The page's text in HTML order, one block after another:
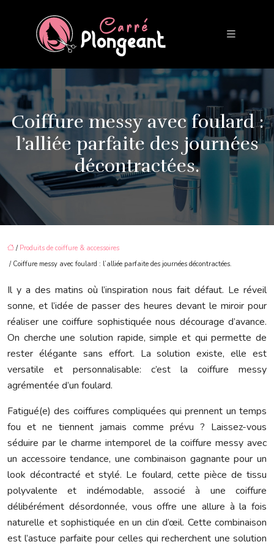
Coiffure messy avec foulard :
l’alliée parfaite des journées
décontractées.
/ Produits de coiffure & accessoires
/ Coiffure messy avec foulard : l’alliée parfaite des journées décontractées.
Il y a des matins où l’inspiration nous fait défaut. Le réveil
sonne, et l’idée de passer des heures devant le miroir pour
réaliser une coiffure sophistiquée nous décourage d’avance.
On cherche une solution rapide, simple et qui permette de
rester élégante sans effort. La solution existe, elle est
versatile et personnalisable: c’est la coiffure messy
agrémentée d’un foulard.
Fatigué(e) des coiffures compliquées qui prennent un temps
fou et ne tiennent jamais comme prévu ? Laissez-vous
séduire par le charme intemporel de la coiffure messy avec
un accessoire tendance, une combinaison gagnante pour un
look décontracté et stylé. Le foulard, cette pièce de tissu
polyvalente et indémodable, associé à une coiffure
délibérément désordonnée, vous offre une allure à la fois
naturelle et sophistiquée en un clin d’œil. Cette combinaison
est l’astuce parfaite pour celles qui recherchent une solution